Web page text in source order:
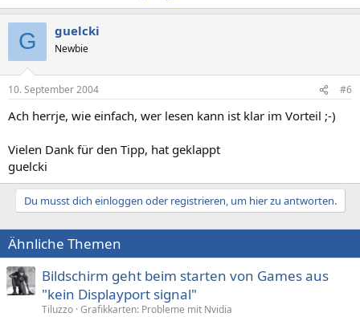
G guelcki
Newbie
10. September 2004 #6
Ach herrje, wie einfach, wer lesen kann ist klar im Vorteil ;-)
Vielen Dank für den Tipp, hat geklappt
guelcki
Du musst dich einloggen oder registrieren, um hier zu antworten.
Ähnliche Themen
Bildschirm geht beim starten von Games aus
"kein Displayport signal"
Tiluzzo Grafikkarten: Probleme mit Nvidia